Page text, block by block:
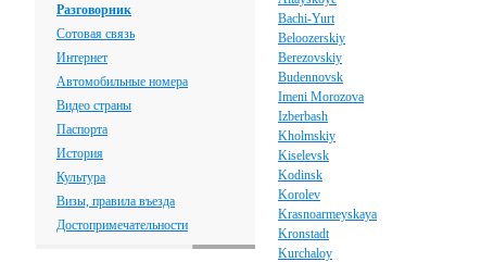
Разговорник
Сотовая связь
Интернет
Автомобильные номера
Видео страны
Паспорта
История
Культура
Визы, правила въезда
Достопримечательности
Bachi-Yurt
Beloozerskiy
Berezovskiy
Budennovsk
Imeni Morozova
Izberbash
Kholmskiy
Kiselevsk
Kodinsk
Korolev
Krasnoarmeyskaya
Kronstadt
Kurchaloy